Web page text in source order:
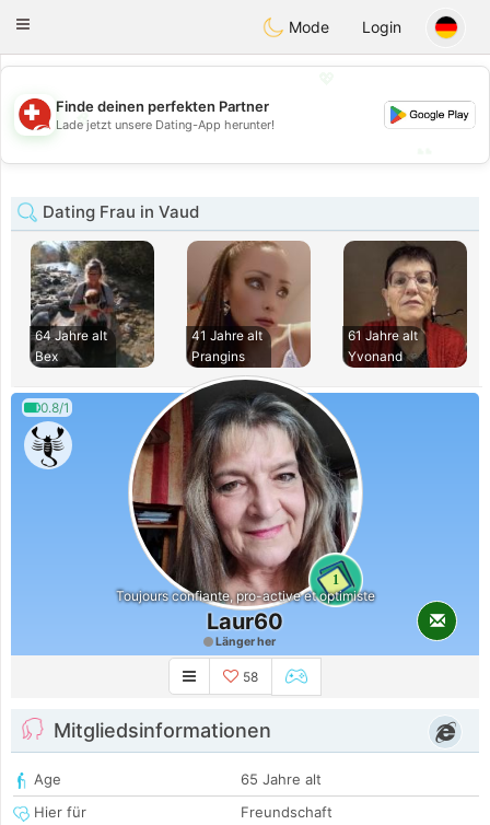
Suissi
Toggle
Mode Login
💖
💕
Finde deinen perfekten Partner
Lade jetzt unsere Dating-App herunter!
Dating Frau in Vaud
64 Jahre alt
Bex
41 Jahre alt
Prangins
61 Jahre alt
Yvonand
0.8/1
1
Toujours confiante, pro-active et optimiste
Laur60
Länger her
58
Mitgliedsinformationen
Age
65 Jahre alt
Hier für
Freundschaft